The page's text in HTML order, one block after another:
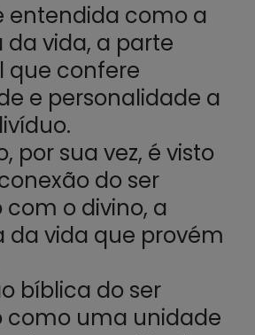
entendida como a
da vida, a parte
que confere
e personalidade a
por sua vez, é visto
do ser
o divino, a
da vida que provém
bíblica do ser
como uma unidade